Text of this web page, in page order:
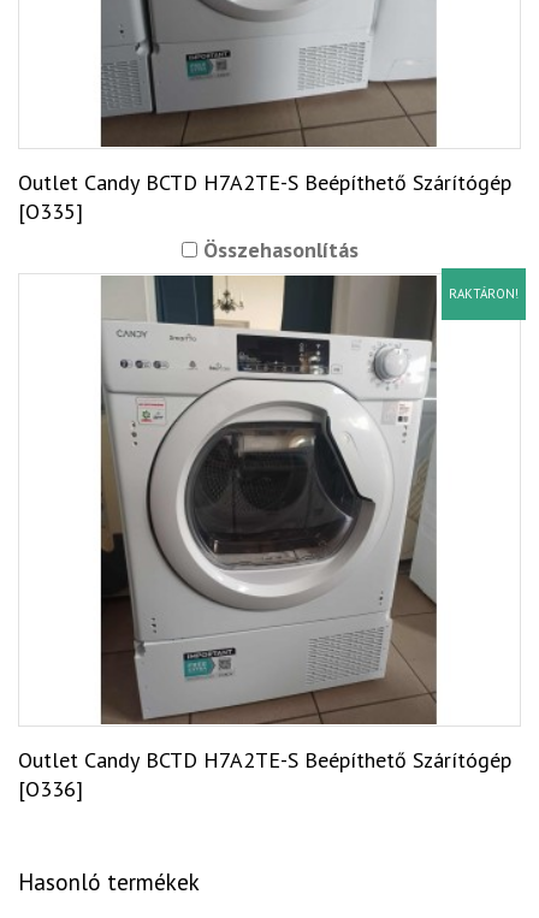
Outlet Candy BCTD H7A2TE-S Beépíthető Szárítógép
[O335]
Összehasonlítás
RAKTÁRON!
Outlet Candy BCTD H7A2TE-S Beépíthető Szárítógép
[O336]
Hasonló termékek